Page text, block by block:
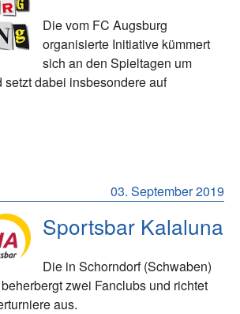
Die vom FC Augsburg
organisierte Initiative kümmert
sich an den Spieltagen um
setzt dabei insbesondere auf
03. September 2019
Sportsbar Kalaluna
Die in Schorndorf (Schwaben)
zwei Fanclubs und richtet
aus.